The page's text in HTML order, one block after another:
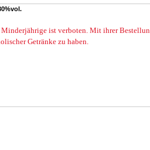
ist verboten. Mit ihrer
Getränke zu haben.